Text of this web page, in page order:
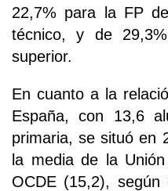
22,7% para la FP
técnico, y de
superior.
En cuanto a la
España, con 13,6
primaria, se situó en
la media de la
OCDE (15,2),